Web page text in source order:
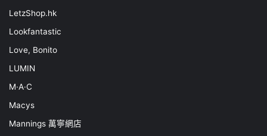
LetzShop.hk
Lookfantastic
Love, Bonito
LUMIN
M·A·C
Macys
Mannings 萬寧網店